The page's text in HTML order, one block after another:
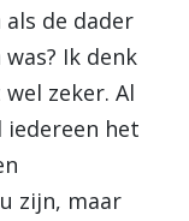
de dader
Ik denk
zeker. Al
iedereen het
zijn, maar